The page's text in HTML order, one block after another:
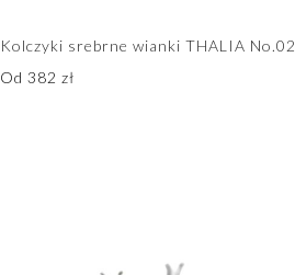
Kolczyki srebrne wianki THALIA No.02
Od 382 zł